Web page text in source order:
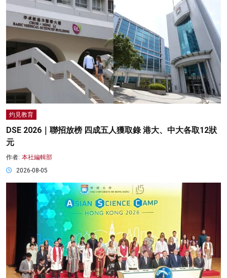
灼見教育
DSE 2026｜聯招放榜 四成五人獲取錄 港大、中大各取12狀
元
作者: 本社編輯部
2026-08-05